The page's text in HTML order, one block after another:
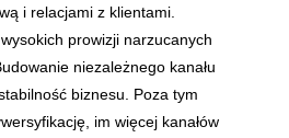
i relacjami z klientami.
prowizji narzucanych
niezależnego kanału
biznesu. Poza tym
im więcej kanałów